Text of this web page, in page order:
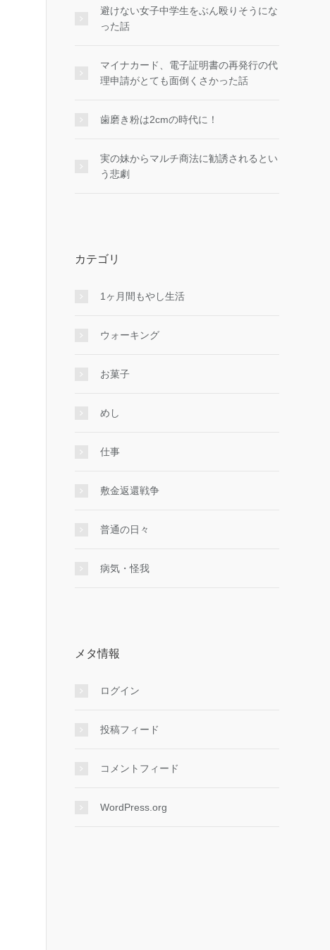
避けない女子中学生をぶん殴りそうにな
った話
マイナカード、電子証明書の再発行の代
理申請がとても面倒くさかった話
歯磨き粉は2cmの時代に！
実の妹からマルチ商法に勧誘されるとい
う悲劇
カテゴリ
1ヶ月間もやし生活
ウォーキング
お菓子
めし
仕事
敷金返還戦争
普通の日々
病気・怪我
メタ情報
ログイン
投稿フィード
コメントフィード
WordPress.org